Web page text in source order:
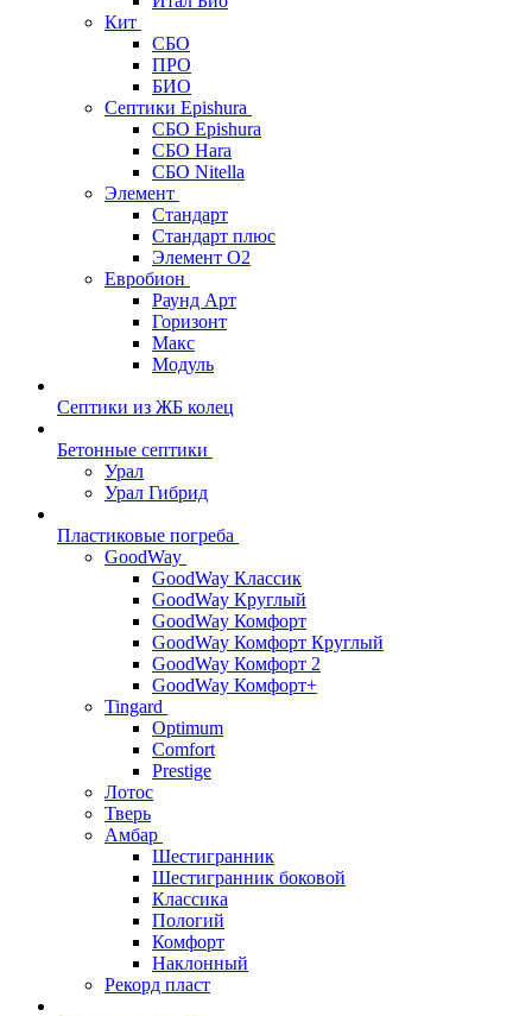
Кит
СБО
ПРО
БИО
Септики Epishura
СБО Epishura
СБО Hara
СБО Nitella
Элемент
Стандарт
Стандарт плюс
Элемент О2
Евробион
Раунд Арт
Горизонт
Макс
Модуль
Септики из ЖБ колец
Бетонные септики
Урал
Урал Гибрид
Пластиковые погреба
GoodWay
GoodWay Классик
GoodWay Круглый
GoodWay Комфорт
GoodWay Комфорт Круглый
GoodWay Комфорт 2
GoodWay Комфорт+
Tingard
Optimum
Comfort
Prestige
Лотос
Тверь
Амбар
Шестигранник
Шестигранник боковой
Классика
Пологий
Комфорт
Наклонный
Рекорд пласт